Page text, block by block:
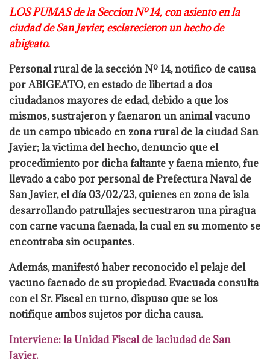
LOS PUMAS de la Seccion Nº 14, con asiento en la
ciudad de San Javier, esclarecieron un hecho de
abigeato.
Personal rural de la sección Nº 14, notifico de causa
por ABIGEATO, en estado de libertad ados
ciudadanos mayores de edad, debido a que los
mismos, sustrajeron y faenaron un animal vacuno
de un campo ubicado en zona rural de la ciudad San
Javier; la victima delhecho, denuncio que el
procedimiento por dicha faltante y faena miento, fue
llevado a cabopor personal de Prefectura Naval de
San Javier, el día 03/02/23, quienes en zona de isla
desarrollando patrullajes secuestraron una piragua
con carne vacuna faenada, la cual en su momento se
encontraba sin ocupantes.
Además, manifestó haber reconocido el pelaje del
vacuno faenado de su propiedad. Evacuada consulta
con el Sr. Fiscal en turno, dispuso que se los
notifique ambos sujetos por dicha causa.
Interviene: la Unidad Fiscal de laciudad de San
Javier.